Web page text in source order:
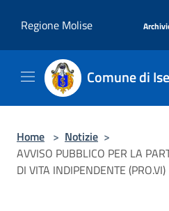
Regione Molise
Comune di
Home > Notizie >
AVVISO PUBBLICO PER LA
DI VITA INDIPENDENTE (PRO.VI)